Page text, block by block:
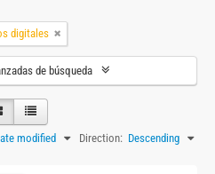
digitales
de búsqueda
modified Direction: Descending